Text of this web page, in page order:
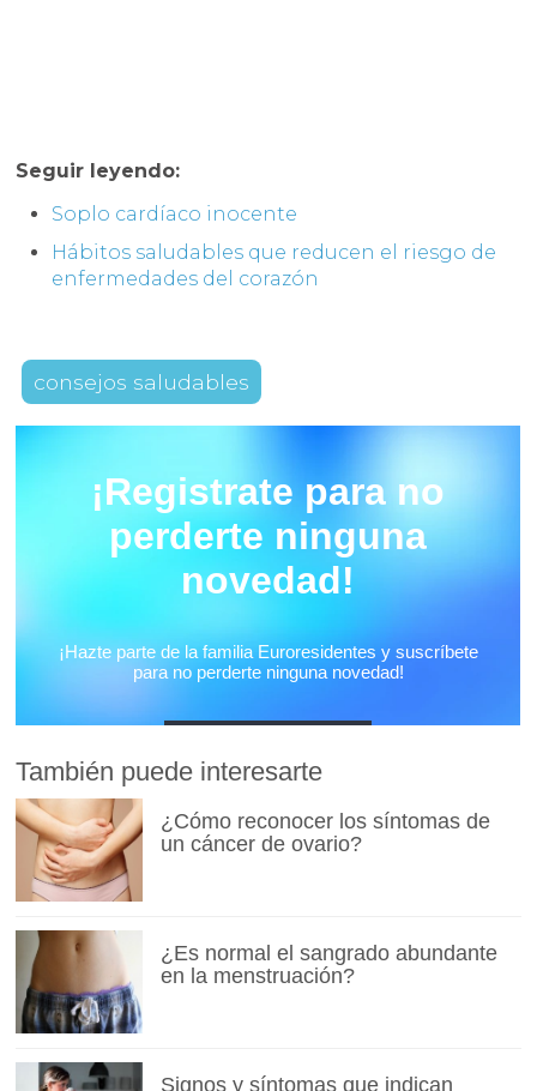
Seguir leyendo:
Soplo cardíaco inocente
Hábitos saludables que reducen el riesgo de
enfermedades del corazón
consejos saludables
También puede interesarte
¿Cómo reconocer los síntomas de
un cáncer de ovario?
¿Es normal el sangrado abundante
en la menstruación?
Signos y síntomas que indican